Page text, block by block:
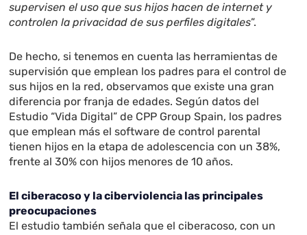
supervisen el uso que sus hijos hacen de internet y
controlen la privacidad de sus perfiles digitales”.
De hecho, si tenemos en cuenta las herramientas de
supervisión que emplean los padres para el control de
sus hijos en la red, observamos que existe una gran
diferencia por franja de edades. Según datos del
Estudio “Vida Digital” de CPP Group Spain, los padres
que emplean más el software de control parental
tienen hijos en la etapa de adolescencia con un 38%,
frente al 30% con hijos menores de 10 años.
El ciberacoso y la ciberviolencia las principales
preocupaciones
El estudio también señala que el ciberacoso, con un